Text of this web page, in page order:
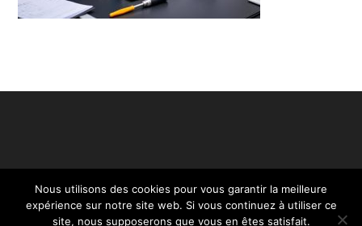
Nous utilisons des cookies pour vous garantir la meilleure
expérience sur notre site web. Si vous continuez à utiliser ce
site, nous supposerons que vous en êtes satisfait.